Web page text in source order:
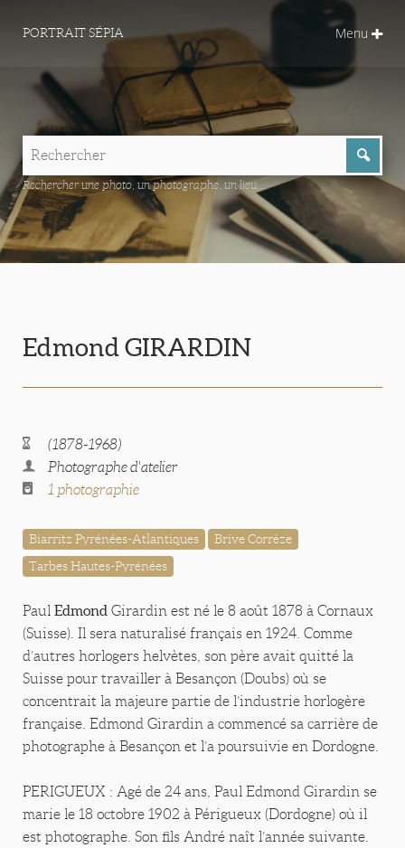
PORTRAIT SÉPIA Menu
Rechercher une photo, un photographe, un lieu...
Edmond GIRARDIN
(1878-1968)
Photographe d'atelier
1 photographie
Biarritz Pyrénées-Atlantiques
Brive Corrèze
Tarbes Hautes-Pyrénées
Paul Edmond Girardin est né le 8 août 1878 à Cornaux
(Suisse). Il sera naturalisé français en 1924. Comme
d’autres horlogers helvètes, son père avait quitté la
Suisse pour travailler à Besançon (Doubs) où se
concentrait la majeure partie de l’industrie horlogère
française. Edmond Girardin a commencé sa carrière de
photographe à Besançon et l’a poursuivie en Dordogne.
PERIGUEUX : Agé de 24 ans, Paul Edmond Girardin se
marie le 18 octobre 1902 à Périgueux (Dordogne) où il
est photographe. Son fils André naît l’année suivante.